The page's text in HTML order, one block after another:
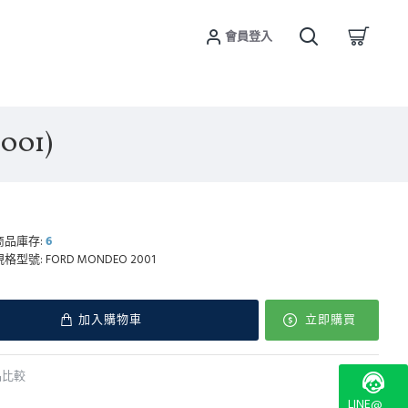
會員登入
品庫存: 6
格型號: FORD MONDEO 2001
加入購物車 立即購買
較
LINE@